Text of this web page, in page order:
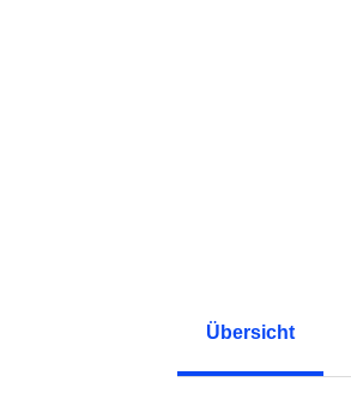
Übersicht